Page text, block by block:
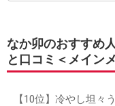
なか卯のおすすめ
と口コミ＜メイン
【10位】冷やし坦々